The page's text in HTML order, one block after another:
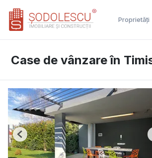
Proprietăți
Case de vânzare în
Previous